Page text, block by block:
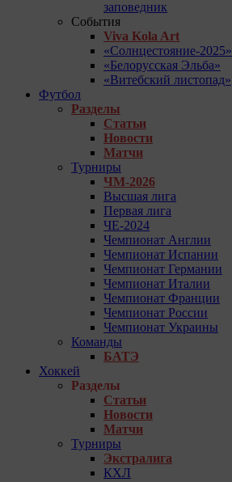
заповедник
События
Viva Kola Art
«Солнцестояние-2025»
«Белорусская Эльба»
«Витебский листопад»
Футбол
Разделы
Статьи
Новости
Матчи
Турниры
ЧМ-2026
Высшая лига
Первая лига
ЧЕ-2024
Чемпионат Англии
Чемпионат Испании
Чемпионат Германии
Чемпионат Италии
Чемпионат Франции
Чемпионат России
Чемпионат Украины
Команды
БАТЭ
Хоккей
Разделы
Статьи
Новости
Матчи
Турниры
Экстралига
КХЛ